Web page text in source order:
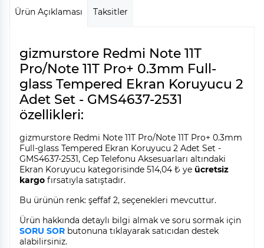
Ürün Açıklaması Taksitler
gizmurstore Redmi Note 11T
Pro/Note 11T Pro+ 0.3mm Full-
glass Tempered Ekran Koruyucu 2
Adet Set - GMS4637-2531
özellikleri:
gizmurstore Redmi Note 11T Pro/Note 11T Pro+ 0.3mm
Full-glass Tempered Ekran Koruyucu 2 Adet Set -
GMS4637-2531, Cep Telefonu Aksesuarları altındaki
Ekran Koruyucu kategorisinde 514,04 ₺ ye ücretsiz
kargo fırsatıyla satıştadır.
Bu ürünün renk: şeffaf 2, seçenekleri mevcuttur.
Ürün hakkında detaylı bilgi almak ve soru sormak için
SORU SOR butonuna tıklayarak satıcıdan destek
alabilirsiniz.